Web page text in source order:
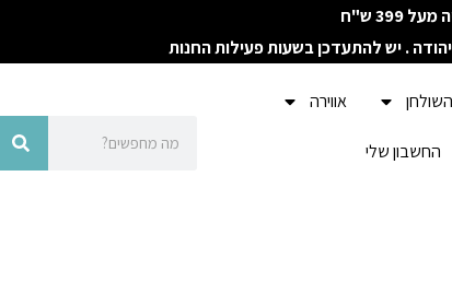
399 ש"ח
. יש להתעדכן בשעות פעילות החנות
אווירה
החשבון שלי